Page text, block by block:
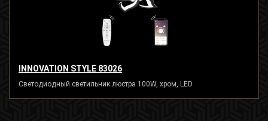
INNOVATION STYLE 83026
Светодиодный светильник люстра 100W, хром, LED